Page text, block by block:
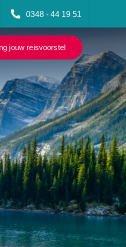
0348 - 44 19 51
jouw reisvoorstel